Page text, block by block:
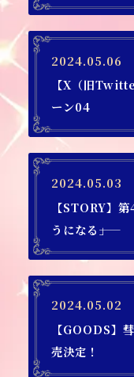
2024.05.06
【X（旧
ーン04
2024.05.03
【STORY】
うになる――」
2024.05.02
【GOODS】
売決定！